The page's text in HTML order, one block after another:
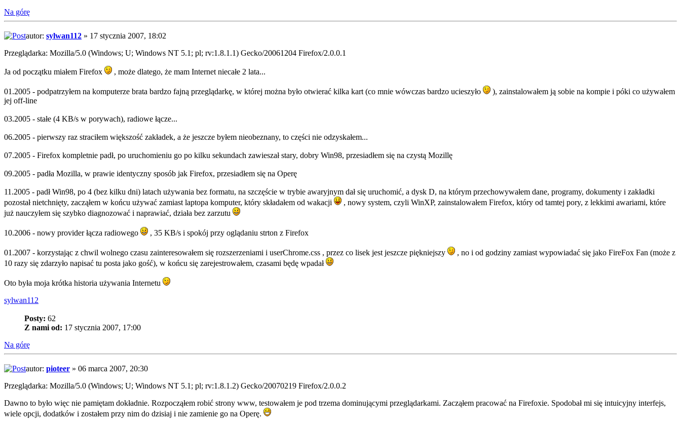
Na górę
autor: sylwan112 » 17 stycznia 2007, 18:02
Przeglądarka: Mozilla/5.0 (Windows; U; Windows NT 5.1; pl; rv:1.8.1.1) Gecko/20061204 Firefox/2.0.0.1
Ja od początku miałem Firefox , może dlatego, że mam Internet niecałe 2 lata...
01.2005 - podpatrzyłem na komputerze brata bardzo fajną przeglądarkę, w której można było otwierać kilka kart (co mnie wówczas bardzo ucieszyło
), zainstalowałem ją sobie na kompie i póki co używałem
jej off-line
03.2005 - stałe (4 KB/s w porywach), radiowe łącze...
06.2005 - pierwszy raz straciłem większość zakładek, a że jeszcze byłem nieobeznany, to części nie odzyskałem...
07.2005 - Firefox kompletnie padł, po uruchomieniu go po kilku sekundach zawieszał stary, dobry Win98, przesiadłem się na czystą Mozillę
09.2005 - padła Mozilla, w prawie identyczny sposób jak Firefox, przesiadłem się na Operę
11.2005 - padł Win98, po 4 (bez kilku dni) latach używania bez formatu, na szczęście w trybie awaryjnym dał się uruchomić, a dysk D, na którym przechowywałem dane, programy, dokumenty i zakładki
pozostał nietchnięty, zacząłem w końcu używać zamiast laptopa komputer, który składałem od wakacji
, nowy system, czyli WinXP, zainstalowałem Firefox, który od tamtej pory, z lekkimi awariami, które
już nauczyłem się szybko diagnozować i naprawiać, działa bez zarzutu
10.2006 - nowy provider łącza radiowego , 35 KB/s i spokój przy oglądaniu strton z Firefox
01.2007 - korzystając z chwil wolnego czasu zainteresowałem się rozszerzeniami i userChrome.css , przez co lisek jest jeszcze piękniejszy
, no i od godziny zamiast wypowiadać się jako FireFox Fan (może z
10 razy się zdarzyło napisać tu posta jako gość), w końcu się zarejestrowałem, czasami będę wpadał
Oto była moja krótka historia używania Internetu
sylwan112
Posty: 62
Z nami od: 17 stycznia 2007, 17:00
Na górę
autor: pioteer » 06 marca 2007, 20:30
Przeglądarka: Mozilla/5.0 (Windows; U; Windows NT 5.1; pl; rv:1.8.1.2) Gecko/20070219 Firefox/2.0.0.2
Dawno to było więc nie pamiętam dokładnie. Rozpocząłem robić strony www, testowałem je pod trzema dominującymi przeglądarkami. Zacząłem pracować na Firefoxie. Spodobał mi się intuicyjny interfejs,
wiele opcji, dodatków i zostałem przy nim do dzisiaj i nie zamienie go na Operę.